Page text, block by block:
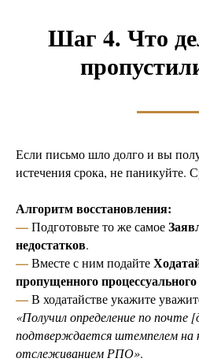
Шаг 4. Что
Если письмо шло долго и вы
истечения срока, не паникуйте.
Алгоритм восстановления:
—Подготовьте то же самое
недостатков.
—Вместе с ним подайте
пропущенного
—В ходатайстве укажите
«Получил определение по
подтверждается штемпелем на
отслеживанием РПО».